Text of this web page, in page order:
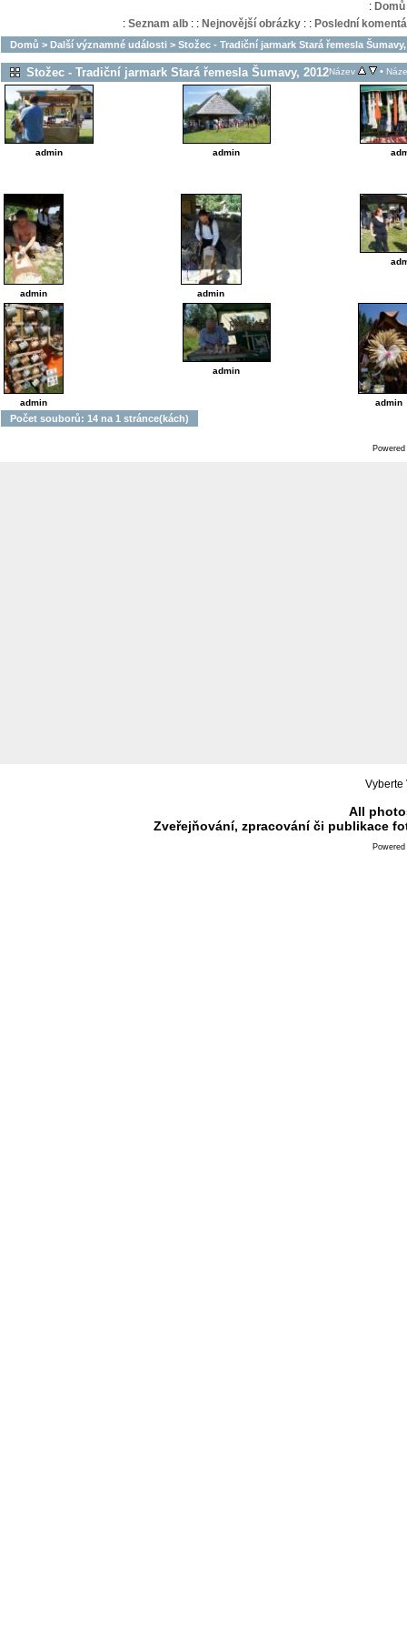
: Domů
: Seznam alb: : Nejnovější obrázky: : Poslední
Domů > Další významné události > Stožec - Tradiční jarmark Stará řemesla Šumavy,
Stožec - Tradiční jarmark Stará řemesla Šumavy, 2012Název •
admin admin
admin admin
admin
admin
admin
Počet souborů: 14 na 1 stránce(kách)
Vyberte
All
Zveřejňování, zpracování či publikace